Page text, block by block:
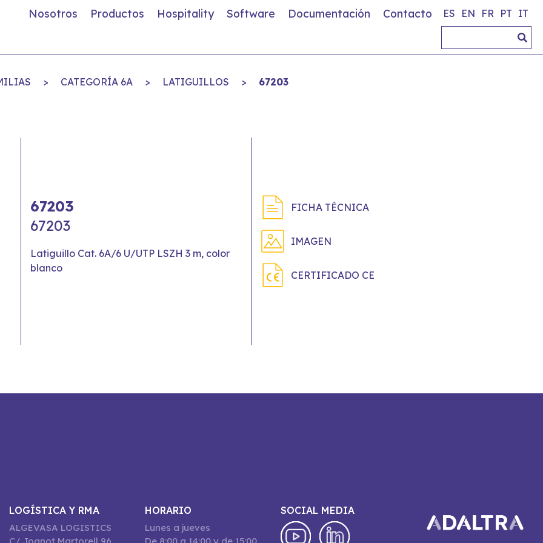
Nosotros Productos Hospitality Software Documentación Contacto ES EN FR PT IT
> CATEGORÍA 6A > LATIGUILLOS > 67203
67203
67203
Latiguillo Cat. 6A/6 U/UTP LSZH 3 m, color
blanco
FICHA TÉCNICA
IMAGEN
CERTIFICADO CE
LOGÍSTICA Y RMA
ALGEVASA LOGISTICS
HORARIO
Lunes a jueves
SOCIAL MEDIA